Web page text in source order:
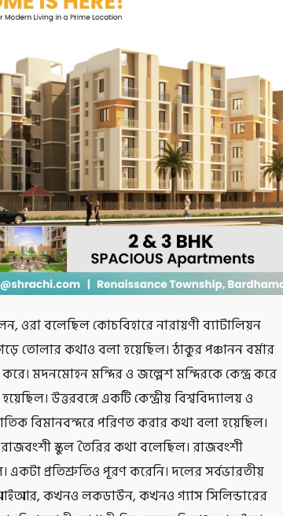
ওরা বলেছিল কোচবিহারে নারায়ণী ব্যাটালিয়ন
তোলার কথাও বলা হয়েছিল। ঠাকুর পঞ্চানন বর্মার
মদনমোহন মন্দির ও জল্পেশ মন্দিরকে কেন্দ্র করে
উত্তরবঙ্গে একটি কেন্দ্রীয় বিশ্ববিদ্যালয় ও
বিমানবন্দরে পরিণত করার কথা বলা হয়েছিল।
স্কুল তৈরির কথা বলেছিল। রাজবংশী
প্রতিশ্রুতিও পূরণ করেনি। দলের সর্বভারতীয়
কখনও লকডাউন, কখনও গ্যাস সিলিন্ডারের